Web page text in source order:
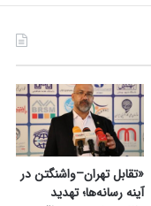
«تقابل تهران–واشنگتن در
آینه رسانه‌ها؛ تهدید